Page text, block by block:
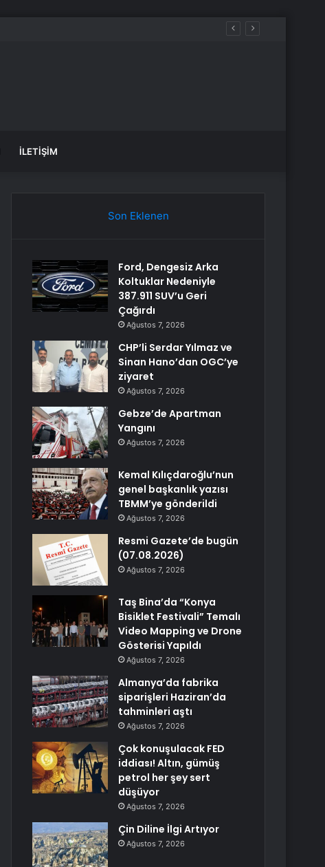
İLETIŞIM
Son Eklenen
Ford, Dengesiz Arka
Koltuklar Nedeniyle
387.911 SUV’u Geri
Çağırdı
Ağustos 7, 2026
CHP’li Serdar Yılmaz ve
Sinan Hano’dan OGC’ye
ziyaret
Ağustos 7, 2026
Gebze’de Apartman
Yangını
Ağustos 7, 2026
Kemal Kılıçdaroğlu’nun
genel başkanlık yazısı
TBMM’ye gönderildi
Ağustos 7, 2026
Resmi Gazete’de bugün
(07.08.2026)
Ağustos 7, 2026
Taş Bina’da “Konya
Bisiklet Festivali” Temalı
Video Mapping ve Drone
Gösterisi Yapıldı
Ağustos 7, 2026
Almanya’da fabrika
siparişleri Haziran’da
tahminleri aştı
Ağustos 7, 2026
Çok konuşulacak FED
iddiası! Altın, gümüş
petrol her şey sert
düşüyor
Ağustos 7, 2026
Çin Diline İlgi Artıyor
Ağustos 7, 2026